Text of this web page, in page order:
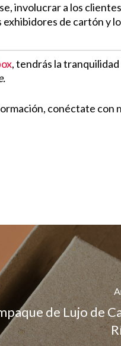
involucrar a los
exhibidores de cartón y
, tendrás la
conéctate con
de Lujo de